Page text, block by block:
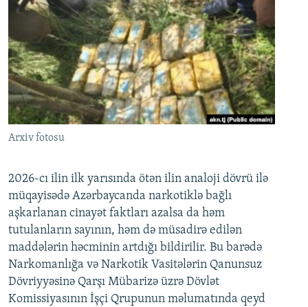
Arxiv fotosu
2026-cı ilin ilk yarısında ötən ilin analoji dövrü ilə
müqayisədə Azərbaycanda narkotiklə bağlı
aşkarlanan cinayət faktları azalsa da həm
tutulanların sayının, həm də müsadirə edilən
maddələrin həcminin artdığı bildirilir. Bu barədə
Narkomanlığa və Narkotik Vasitələrin Qanunsuz
Dövriyyəsinə Qarşı Mübarizə üzrə Dövlət
Komissiyasının İşçi Qrupunun məlumatında qeyd